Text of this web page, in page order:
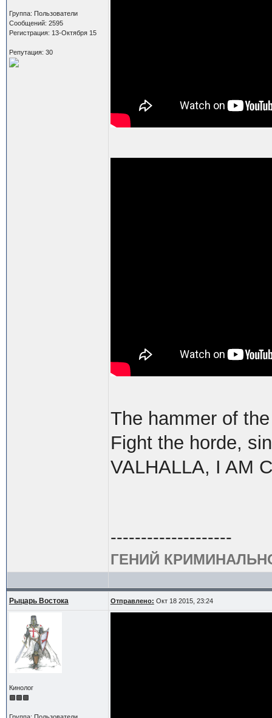
Группа: Пользователи
Сообщений: 2595
Регистрация: 13-Октября 15
Репутация: 30
The hammer of
Fight the horde,
VALHALLA, I AM
--------------------
ГЕНИЙ
Рыцарь Востока Отправлено: Окт 18 2015, 23:24
Кинолог